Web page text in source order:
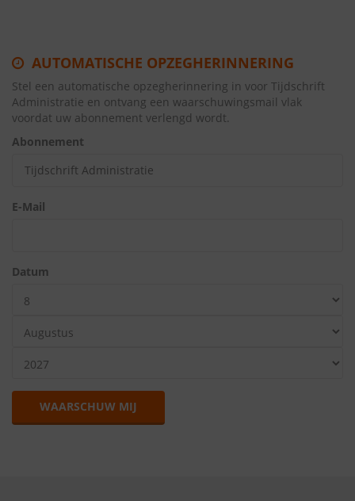
AUTOMATISCHE OPZEGHERINNERING
Stel een automatische opzegherinnering in voor Tijdschrift
Administratie en ontvang een waarschuwingsmail vlak
voordat uw abonnement verlengd wordt.
Abonnement
E-Mail
Datum
WAARSCHUW MIJ